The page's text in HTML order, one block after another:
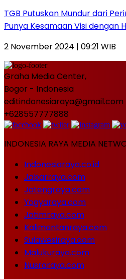
TGB Putuskan Mundur dari
Punya Kesamaan Visi dengan
2 November 2024 | 09:21 WIB
Graha Media Center,
Bogor - Indonesia
editindonesiaraya@gmail.com
+628557777888
INDONESIA RAYA MEDIA
Indonesiaraya.co.id
Jabarraya.com
Jatengraya.com
Yogyaraya.com
Jatimraya.com
Kalimantanraya.com
Sulawesiraya.com
Malukuraya.com
Nusraraya.com